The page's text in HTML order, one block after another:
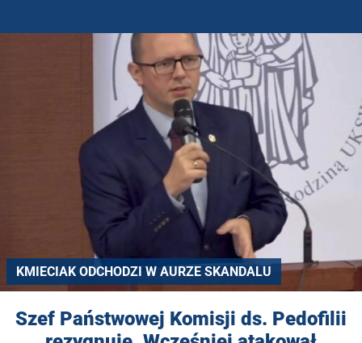
KMIECIAK ODCHODZI W AURZE SKANDALU
Szef Państwowej Komisji ds. Pedofilii